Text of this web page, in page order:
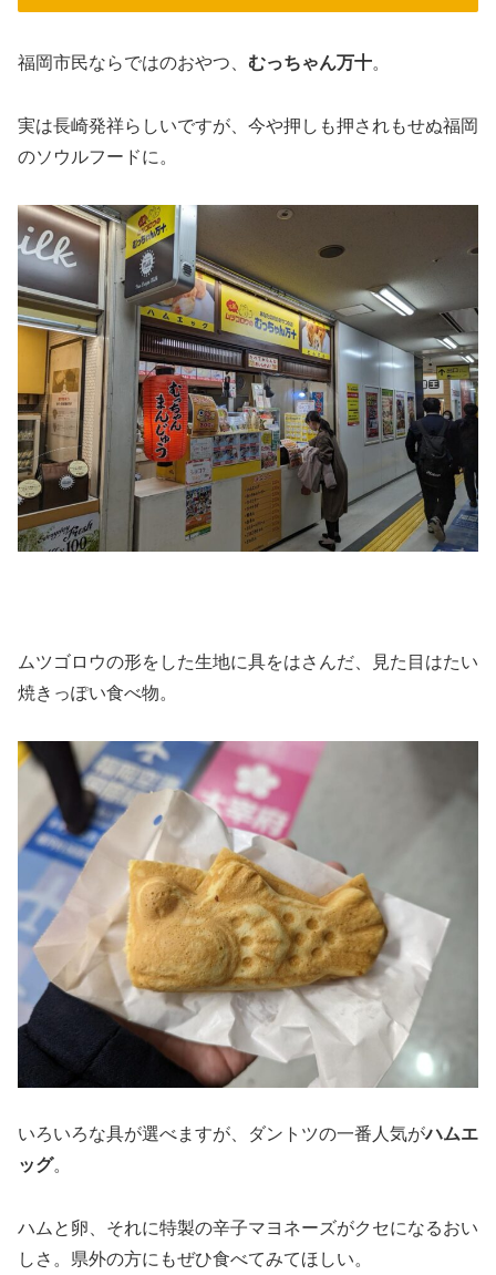
福岡市民ならではのおやつ、 むっちゃん万十。
実は長崎発祥らしいですが、今や押しも押されもせぬ福岡
のソウルフードに。
ムツゴロウの形をした生地に具をはさんだ、見た目はたい
焼きっぽい食べ物。
いろいろな具が選べますが、ダントツの一番人気がハムエ
ッグ。
ハムと卵、それに特製の辛子マヨネーズがクセになるおい
しさ。県外の方にもぜひ食べてみてほしい。